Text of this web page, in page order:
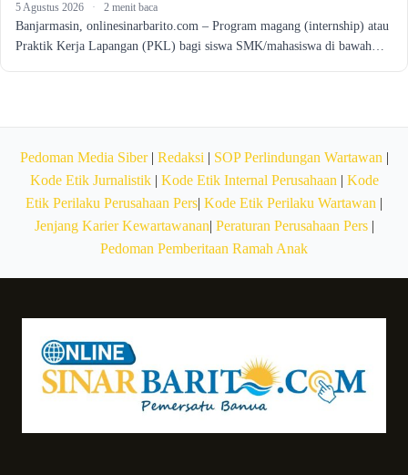
5 Agustus 2026 · 2 menit baca
Banjarmasin, onlinesinarbarito.com – Program magang (internship) atau
Praktik Kerja Lapangan (PKL) bagi siswa SMK/mahasiswa di bawah…
Pedoman Media Siber| Redaksi | SOP Perlindungan Wartawan |
Kode Etik Jurnalistik| Kode Etik Internal Perusahaan | Kode
Etik Perilaku Perusahaan Pers| Kode Etik Perilaku Wartawan |
Jenjang Karier Kewartawanan| Peraturan Perusahaan Pers|
Pedoman Pemberitaan Ramah Anak